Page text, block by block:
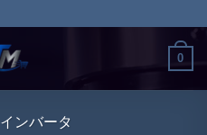
0
インバータ